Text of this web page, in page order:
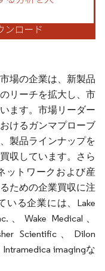
場の企業は、新製品
リーチを拡大し、市
ます。市場リーダー
けるガンマプローブ
製品ラインナップを
収しています。さら
ットワークおよび産
ための企業買収に注
いる企業には、Lake
、Wake Medical、
Scientific、Dilon
Intramedica imagingな